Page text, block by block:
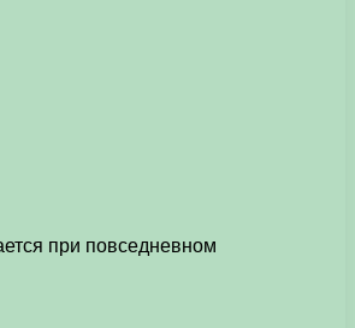
при повседневном